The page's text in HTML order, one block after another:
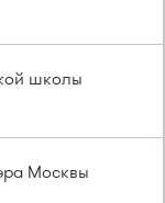
школы
Москвы